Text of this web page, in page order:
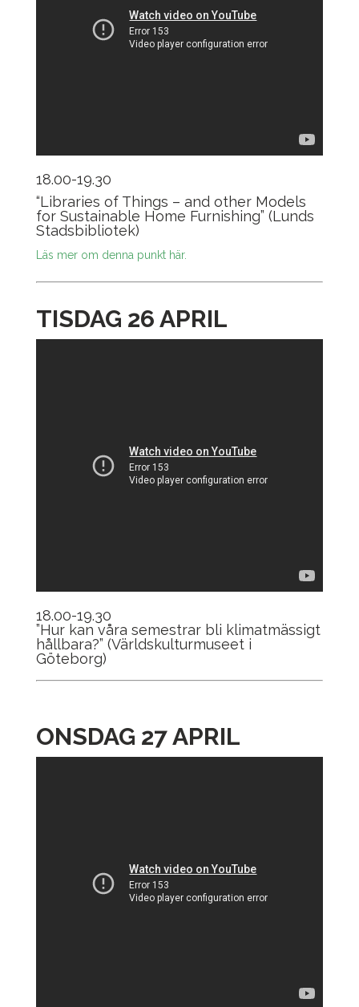
18.00-19.30
“Libraries of Things – and other Models
for Sustainable Home Furnishing” (Lunds
Stadsbibliotek)
Läs mer om denna punkt här.
TISDAG 26 APRIL
18.00-19.30
”Hur kan våra semestrar bli klimatmässigt
hållbara?” (Världskulturmuseet i
Göteborg)
ONSDAG 27 APRIL